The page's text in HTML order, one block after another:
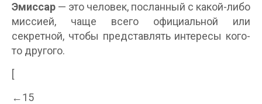
Эмиссар — это человек, посланный с какой-либо
миссией, чаще всего официальной или
секретной, чтобы представлять интересы кого-
то другого.
[
←15